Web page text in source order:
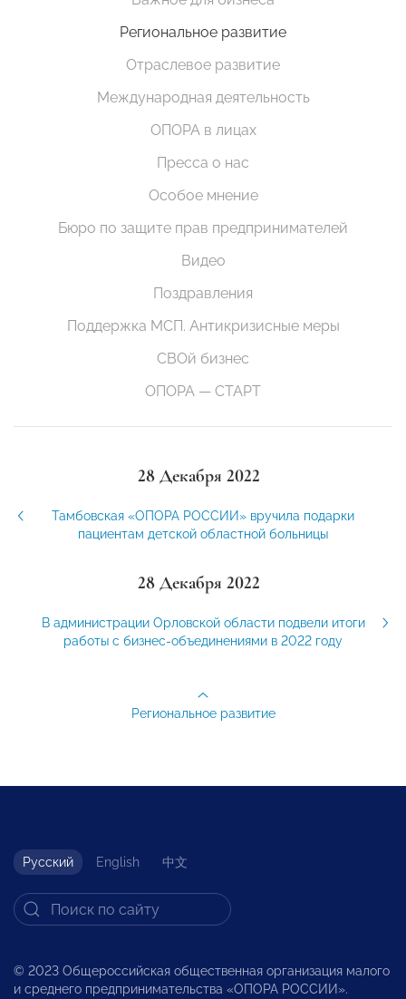
Региональное развитие
Отраслевое развитие
Международная деятельность
ОПОРА в лицах
Пресса о нас
Особое мнение
Бюро по защите прав предпринимателей
Видео
Поздравления
Поддержка МСП. Антикризисные меры
СВОй бизнес
ОПОРА — СТАРТ
28 Декабря 2022
Тамбовская «ОПОРА РОССИИ» вручила подарки
пациентам детской областной больницы
28 Декабря 2022
В администрации Орловской области подвели итоги
работы с бизнес-объединениями в 2022 году
Региональное развитие
Русский English 中文
© 2023 Общероссийская общественная организация малого
и среднего предпринимательства «ОПОРА РОССИИ».